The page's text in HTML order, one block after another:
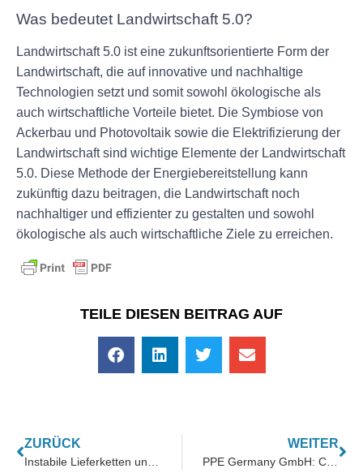
Was bedeutet Landwirtschaft 5.0?
Landwirtschaft 5.0 ist eine zukunftsorientierte Form der
Landwirtschaft, die auf innovative und nachhaltige
Technologien setzt und somit sowohl ökologische als
auch wirtschaftliche Vorteile bietet. Die Symbiose von
Ackerbau und Photovoltaik sowie die Elektrifizierung der
Landwirtschaft sind wichtige Elemente der Landwirtschaft
5.0. Diese Methode der Energiebereitstellung kann
zukünftig dazu beitragen, die Landwirtschaft noch
nachhaltiger und effizienter zu gestalten und sowohl
ökologische als auch wirtschaftliche Ziele zu erreichen.
TEILE DIESEN BEITRAG AUF
ZURÜCK WEITER
PPE Germany GmbH: CCF-Zertifikation für alle FFP2-Produkte